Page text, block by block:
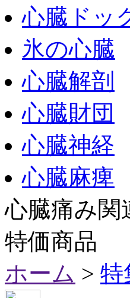
心臓ドッ
氷の心臓
心臓解剖
心臓財団
心臓神経
心臓麻痺
心臓痛み関
特価商品
ホーム > 特